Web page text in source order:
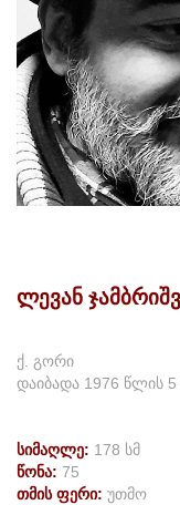
ლევან
ქ. გორი
დაიბადა 1976 წლის
სიმაღლე: 178 სმ
წონა: 75
თმის ფერი: უთმო